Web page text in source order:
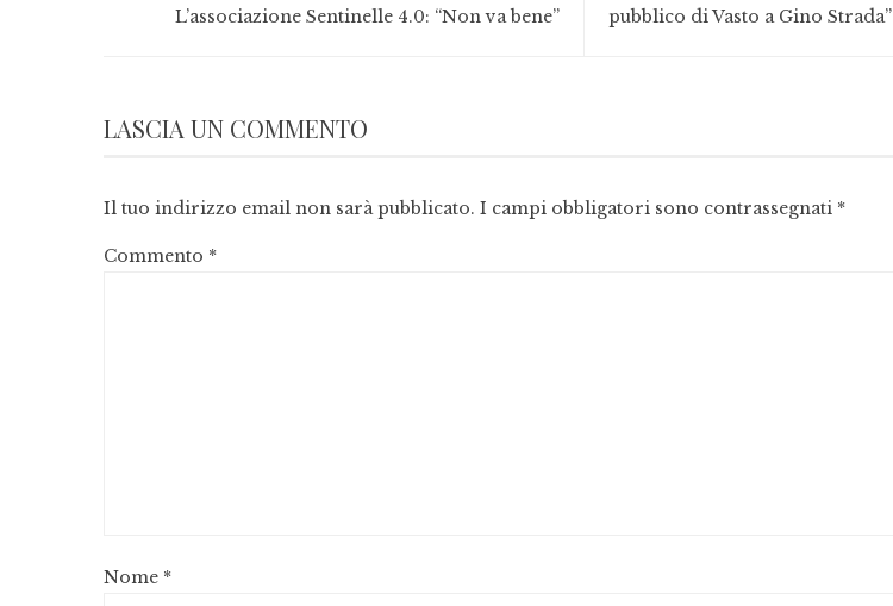
L’associazione Sentinelle 4.0: “Non va bene”
pubblico di Vasto a Gino Strada”
LASCIA UN COMMENTO
Il tuo indirizzo email non sarà pubblicato. I campi obbligatori sono contrassegnati *
Commento *
Nome *